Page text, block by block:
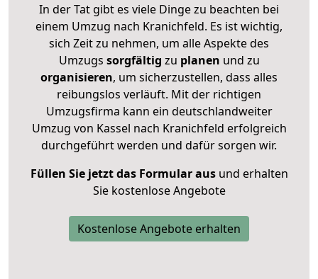
In der Tat gibt es viele Dinge zu beachten bei
einem Umzug nach Kranichfeld. Es ist wichtig,
sich Zeit zu nehmen, um alle Aspekte des
Umzugs sorgfältig zu planen und zu
organisieren, um sicherzustellen, dass alles
reibungslos verläuft. Mit der richtigen
Umzugsfirma kann ein deutschlandweiter
Umzug von Kassel nach Kranichfeld erfolgreich
durchgeführt werden und dafür sorgen wir.
Füllen Sie jetzt das Formular ausund erhalten
Sie kostenlose Angebote
Kostenlose Angebote erhalten